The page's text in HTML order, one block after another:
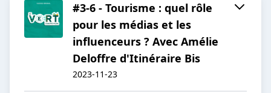
#3-6 - Tourisme : quel rôle
pour les médias et les
influenceurs ? Avec Amélie
Deloffre d'Itinéraire Bis
2023-11-23